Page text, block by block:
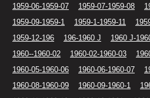
1959-06-1959-07
1959-07-1959-08
1959-09-1959-1
1959-1-1959-11
1959-12-196
196-1960 J 1960 J-
1960--1960-02
1960-02-1960-03
1960-05-1960-06
1960-06-1960-07
1960-08-1960-09
1960-09-1960-1